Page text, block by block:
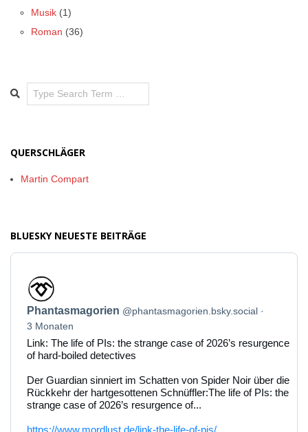
Musik (1)
Roman (36)
Search
QUERSCHLÄGER
Martin Compart
BLUESKY NEUESTE BEITRÄGE
Beitrag
von
Phantasmagorien
auf
Bluesky
ansehen
Phantasmagorien @phantasmagorien.bsky.social
3 Monaten
Link: The life of PIs: the strange case of 2026’s resurgence
of hard-boiled detectives
Der Guardian sinniert im Schatten von Spider Noir über die
Rückkehr der hartgesottenen Schnüffler:The life of PIs: the
strange case of 2026’s resurgence of...
https://www.mordlust.de/link-the-life-of-pis/